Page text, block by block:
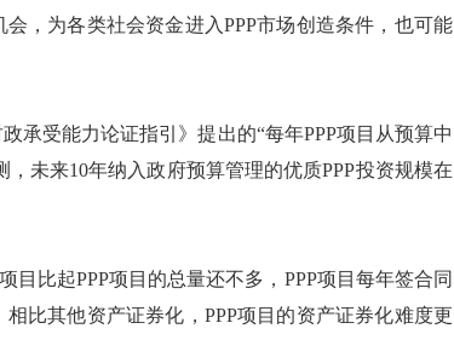
，为各类社会资金进入PPP市场创造条件，也可能
受能力论证指引》提出的“每年PPP项目从预算中
未来10年纳入政府预算管理的优质PPP投资规模在
比起PPP项目的总量还不多，PPP项目每年签合同
比其他资产证券化，PPP项目的资产证券化难度更